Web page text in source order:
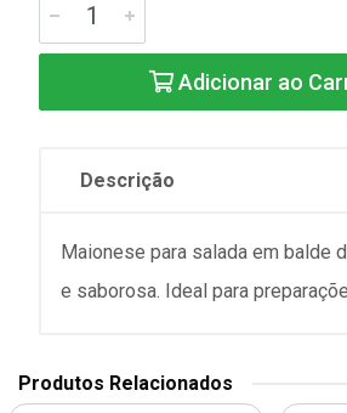
Adicionar ao
Descrição
Maionese para salada em balde
e saborosa. Ideal para
Produtos Relacionados